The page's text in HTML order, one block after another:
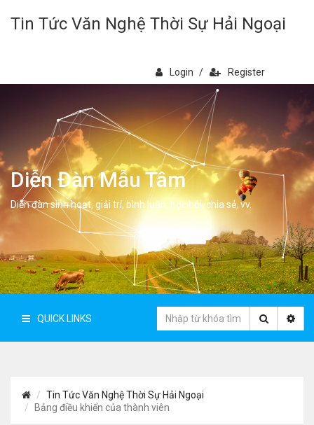
Tin Tức Văn Nghệ Thời Sự Hải Ngoại
Login / Register
Diễn Đàn Mẫu Tâm
Diễn đàn sinh hoạt, giải trí, bình luân, học hỏi, chia sẻ, vv.
QUICK LINKS
Tin Tức Văn Nghệ Thời Sự Hải Ngoại
Bảng điều khiển của thành viên